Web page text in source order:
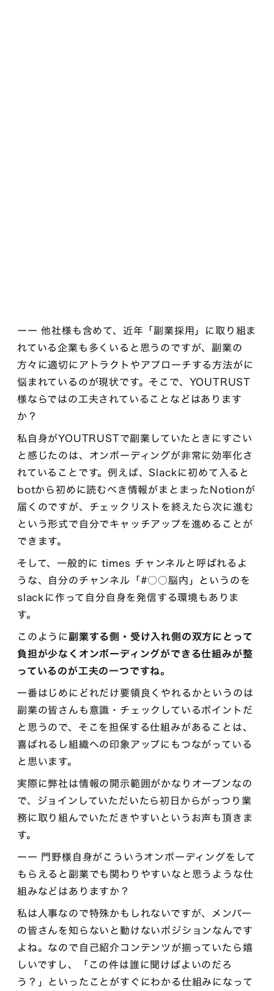
ーー 他社様も含めて、近年「副業採用」に取り組ま
れている企業も多くいると思うのですが、副業の
方々に適切にアトラクトやアプローチする方法がに
悩まれているのが現状です。そこで、YOUTRUST
様ならではの工夫されていることなどはあります
か？
私自身がYOUTRUSTで副業していたときにすごい
と感じたのは、オンボーディングが非常に効率化さ
れていることです。例えば、Slackに初めて入ると
botから初めに読むべき情報がまとまったNotionが
届くのですが、チェックリストを終えたら次に進む
という形式で自分でキャッチアップを進めることが
できます。
そして、一般的に times チャンネルと呼ばれるよ
うな、自分のチャンネル「#○○脳内」というのを
slackに作って自分自身を発信する環境もありま
す。
このように副業する側・受け入れ側の双方にとって
負担が少なくオンボーディングができる仕組みが整
っているのが工夫の一つですね。
一番はじめにどれだけ要領良くやれるかというのは
副業の皆さんも意識・チェックしているポイントだ
と思うので、そこを担保する仕組みがあることは、
喜ばれるし組織への印象アップにもつながっている
と思います。
実際に弊社は情報の開示範囲がかなりオープンなの
で、ジョインしていただいたら初日からがっつり業
務に取り組んでいただきやすいというお声も頂きま
す。
ーー 門野様自身がこういうオンボーディングをして
もらえると副業でも関わりやすいなと思うような仕
組みなどはありますか？
私は人事なので特殊かもしれないですが、メンバー
の皆さんを知らないと動けないポジションなんです
よね。なので自己紹介コンテンツが揃っていたら嬉
しいですし、「この件は誰に聞けばよいのだろ
う？」といったことがすぐにわかる仕組みになって